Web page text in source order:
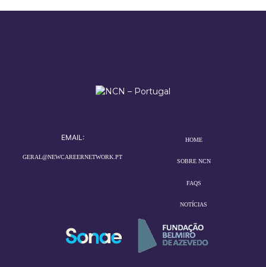
EMAIL:
GERAL@NEWCAREERNETWORK.PT
HOME
SOBRE NCN
FAQS
NOTÍCIAS